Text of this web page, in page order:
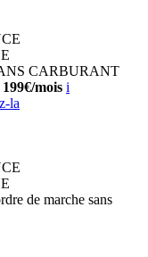
CARBURANT
mois i
la
de marche sans